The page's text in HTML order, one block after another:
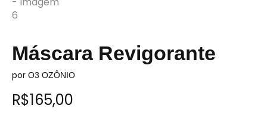
Máscara Revigorante
por O3 OZÔNIO
R$165,00